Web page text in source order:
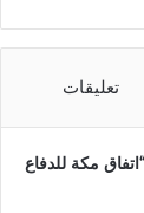
تعليقات
مكة للدفاع